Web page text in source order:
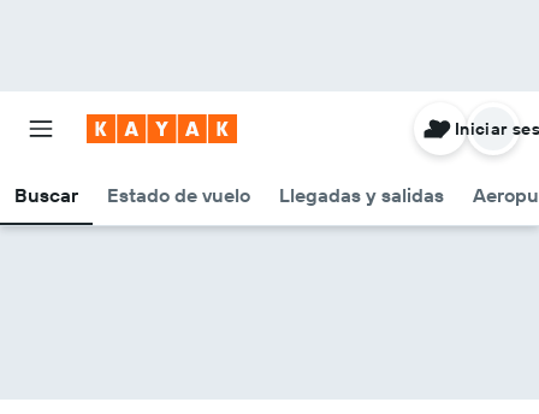
Buscar Estado de vuelo Llegadas y salidas
Iniciar